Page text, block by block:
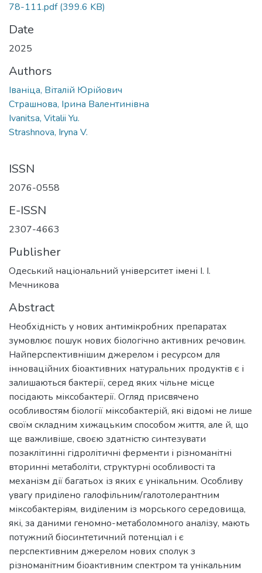
78-111.pdf(399.6 KB)
Date
2025
Authors
Іваніца, Віталій Юрійович
Страшнова, Ірина Валентинівна
Ivanitsa, Vitalii Yu.
Strashnova, Iryna V.
ISSN
2076-0558
E-ISSN
2307-4663
Publisher
Одеський національний університет імені І. І.
Мечникова
Abstract
Необхідність у нових антимікробних препаратах
зумовлює пошук нових біологічно активних речовин.
Найперспективнішим джерелом і ресурсом для
інноваційних біоактивних натуральних продуктів є і
залишаються бактерії, серед яких чільне місце
посідають міксобактерії. Огляд присвячено
особливостям біології міксобактерій, які відомі не лише
своїм складним хижацьким способом життя, але й, що
ще важливіше, своєю здатністю синтезувати
позаклітинні гідролітичні ферменти і різноманітні
вторинні метаболіти, структурні особливості та
механізм дії багатьох із яких є унікальним. Особливу
увагу приділено галофільним/галотолерантним
міксобактеріям, виділеним із морського середовища,
які, за даними геномно-метаболомного аналізу, мають
потужний біосинтетичний потенціал і є
перспективним джерелом нових сполук з
різноманітним біоактивним спектром та унікальним